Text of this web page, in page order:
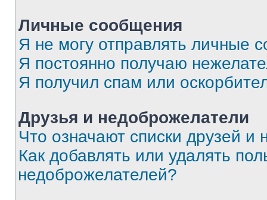
Личные сообщения
Я не могу отправлять личные
Я постоянно получаю
Я получил спам или
Друзья и недоброжелатели
Что означают списки друзей и
Как добавлять или удалять
недоброжелателей?